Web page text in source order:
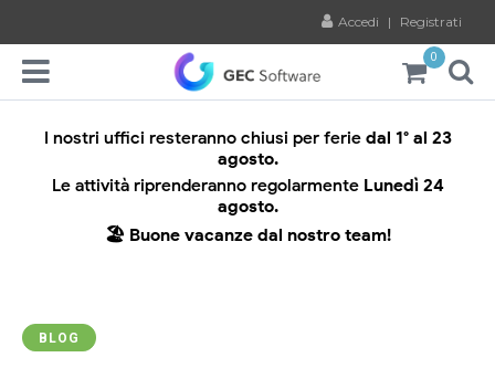
Accedi | Registrati
0
I nostri uffici resteranno chiusi per ferie dal 1° al 23
agosto.
Le attività riprenderanno regolarmente Lunedì 24
agosto.
🏖️ Buone vacanze dal nostro team!
BLOG